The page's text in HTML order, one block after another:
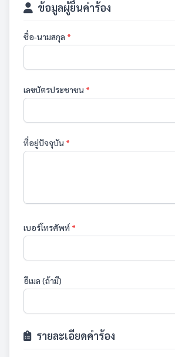
ข้อมูลผู้ยื่นคำร้อง
ชื่อ-นามสกุล *
เลขบัตรประชาชน *
ที่อยู่ปัจจุบัน *
เบอร์โทรศัพท์ *
อีเมล (ถ้ามี)
รายละเอียดคำร้อง